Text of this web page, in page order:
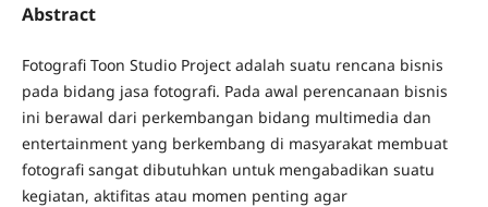
Abstract
Fotografi Toon Studio Project adalah suatu rencana bisnis
pada bidang jasa fotografi. Pada awal perencanaan bisnis
ini berawal dari perkembangan bidang multimedia dan
entertainment yang berkembang di masyarakat membuat
fotografi sangat dibutuhkan untuk mengabadikan suatu
kegiatan, aktifitas atau momen penting agar